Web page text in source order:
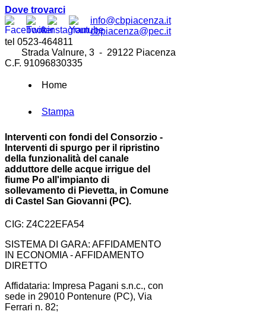
Dove trovarci
info@cbpiacenza.it
cbpiacenza@pec.it
tel 0523-464811
Strada Valnure, 3 - 29122 Piacenza
C.F. 91096830335
Home
Stampa
Interventi con fondi del Consorzio -
Interventi di spurgo per il ripristino
della funzionalità del canale
adduttore delle acque irrigue del
fiume Po all'impianto di
sollevamento di Pievetta, in Comune
di Castel San Giovanni (PC).
CIG: Z4C22EFA54
SISTEMA DI GARA: AFFIDAMENTO
IN ECONOMIA - AFFIDAMENTO
DIRETTO
Affidataria: Impresa Pagani s.n.c., con
sede in 29010 Pontenure (PC), Via
Ferrari n. 82;